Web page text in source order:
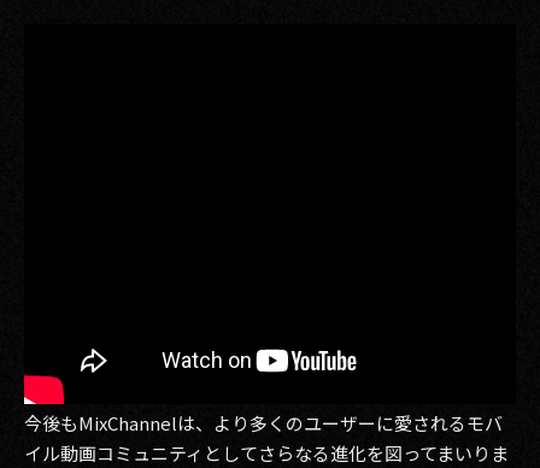
今後もMixChannelは、より多くのユーザーに愛されるモバ
イル動画コミュニティとしてさらなる進化を図ってまいりま